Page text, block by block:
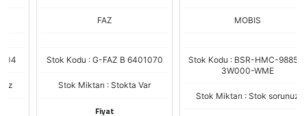
Stok Kodu : G-FAZ B 6401070
Stok Miktarı : Stokta Var
MOBIS
Stok Kodu : BSR-HMC-98850-
3W000-WME
Stok Miktarı : Stok sorunuz